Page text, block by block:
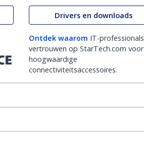
Drivers en downloads
Ontdek waarom IT-professionals
vertrouwen op StarTech.com voor
hoogwaardige
connectiviteitsaccessoires.